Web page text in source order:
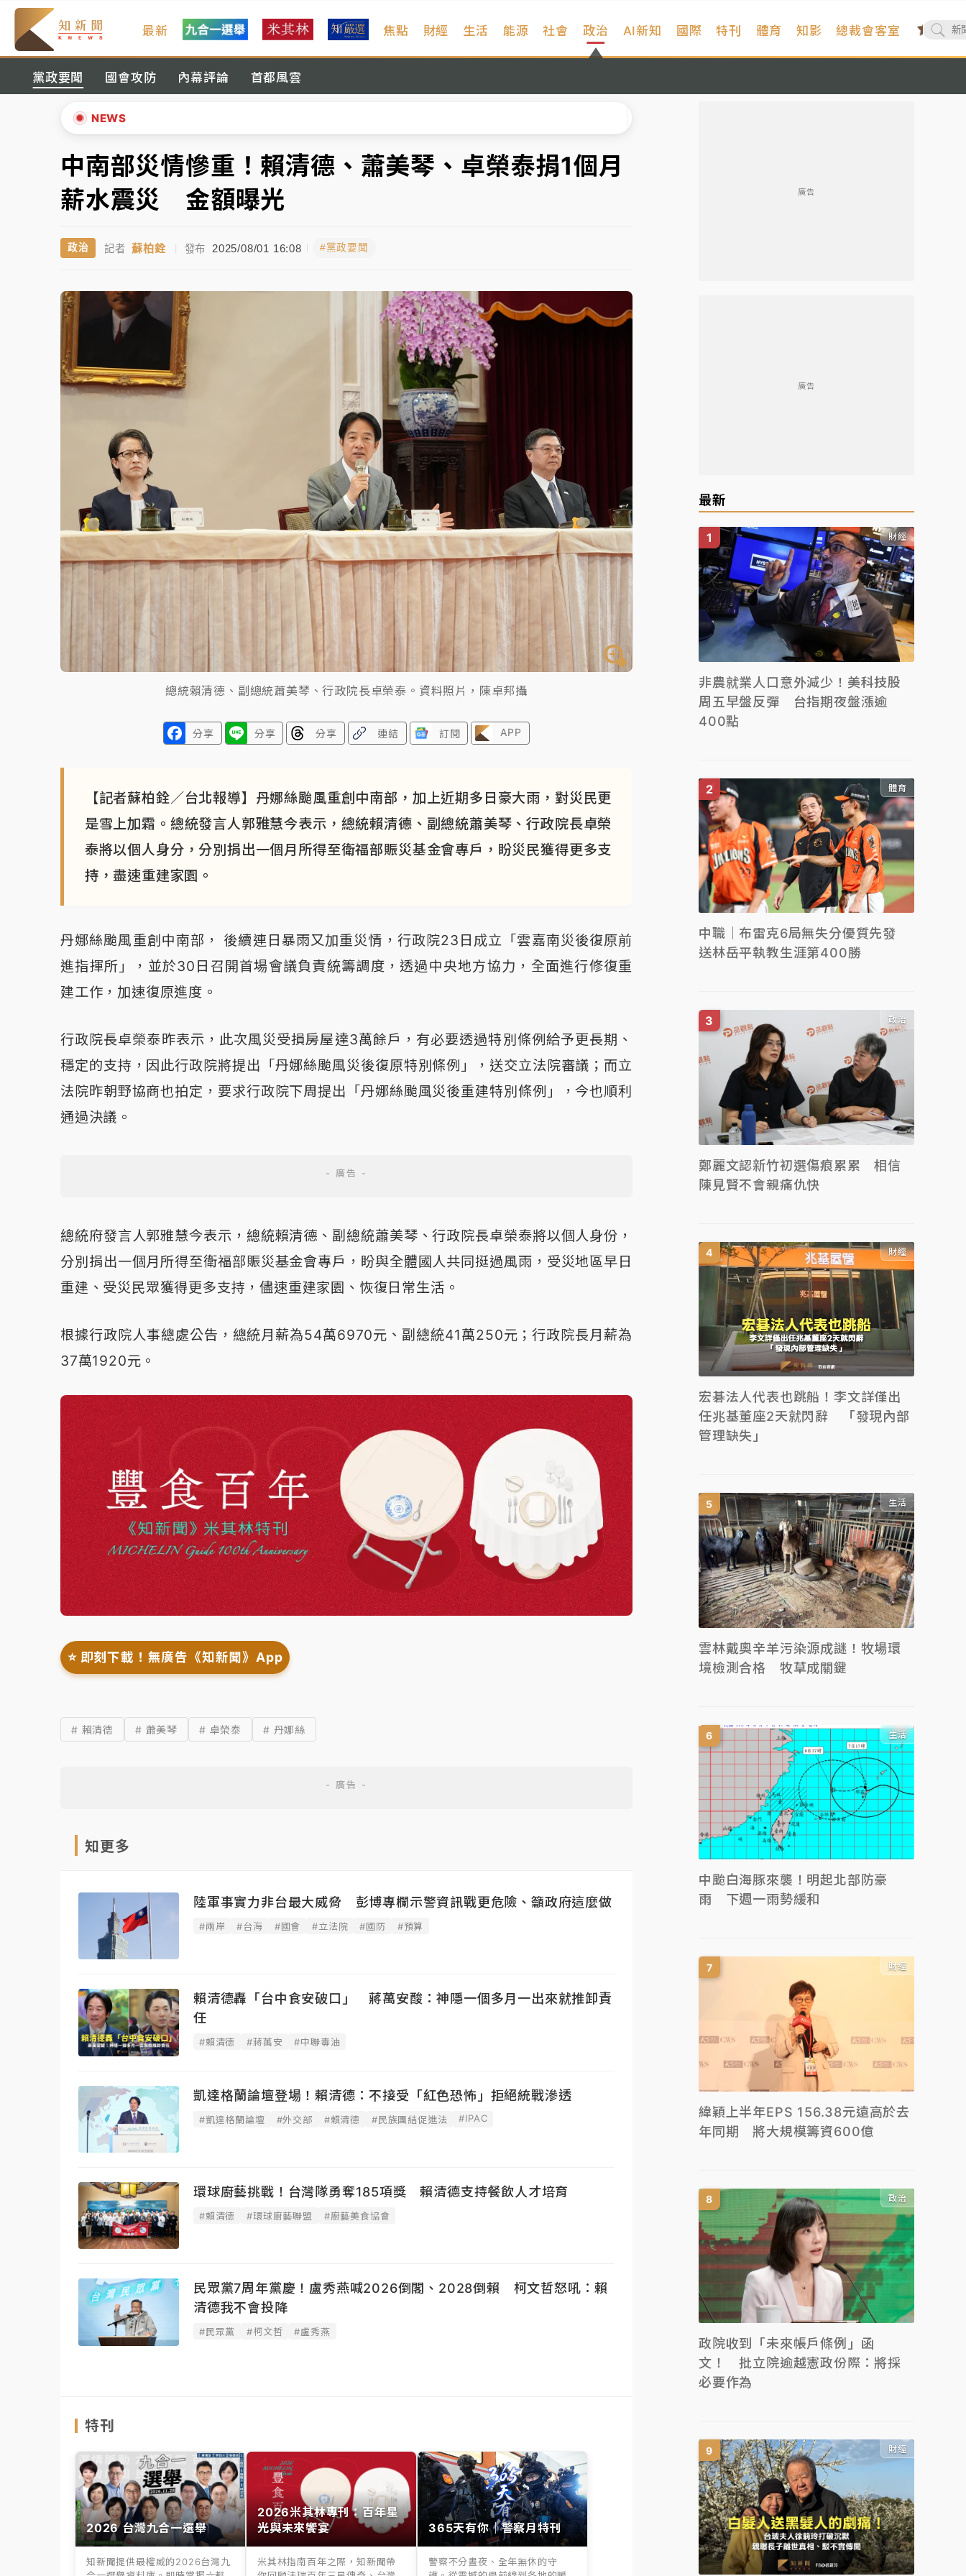
最新 焦點 財經 生活 能源 社會 政治
黨政要聞 國會攻防 內幕評論 首都風雲
AI新知 國際 特刊 體育 知影 總裁會客室
NEWS
暑假過三周才推「E宿新北打卡趣」！抽獎程序複雜 觀旅局回應了
中信慈善基金會想增加董事人數！辜仲諒向法院聲請遭駁 理由曝光
故宮《龍藏經》特展第2檔！今線上預約開賣一度塞車 周六起展出延長至晚上7時
台東農業處長涉圖利渡假村！東檢抗告成功 今重開羈押庭
女律師陳昱瑄詐慈濟10億！黃金158kg遭查扣畫面曝光
中信慈善基金會想增加董事人數！辜仲諒向法院聲請遭駁 理由曝光
故宮《龍藏經》特展第2檔！今線上預約開賣一度塞車 周六起展出延長至晚上7時
台東農業處長涉圖利渡假村！東檢抗告成功 今重開羈押庭
父親節泡湯了！中颱白海豚雨彈轟3天 「紅到發紫」降雨熱區曝
▼
中南部災情慘重！賴清德、蕭美琴、卓榮泰捐1個月
薪水震災 金額曝光
政治 記者 蘇柏銓 | 發布 2025/08/01 16:08 #黨政要聞
總統賴清德、副總統蕭美琴、行政院長卓榮泰。資料照片，陳卓邦攝
分享 分享 分享 連結 訂閱 APP
【記者蘇柏銓／台北報導】丹娜絲颱風重創中南部，加上近期多日豪大雨，對災民更
是雪上加霜。總統發言人郭雅慧今表示，總統賴清德、副總統蕭美琴、行政院長卓榮
泰將以個人身分，分別捐出一個月所得至衛福部賑災基金會專戶，盼災民獲得更多支
持，盡速重建家園。
丹娜絲颱風重創中南部， 後續連日暴雨又加重災情，行政院23日成立「雲嘉南災後復原前
進指揮所」，並於30日召開首場會議負責統籌調度，透過中央地方協力，全面進行修復重
建工作，加速復原進度。
行政院長卓榮泰昨表示，此次風災受損房屋達3萬餘戶，有必要透過特別條例給予更長期、
穩定的支持，因此行政院將提出「丹娜絲颱風災後復原特別條例」，送交立法院審議；而立
法院昨朝野協商也拍定，要求行政院下周提出「丹娜絲颱風災後重建特別條例」，今也順利
通過決議。
總統府發言人郭雅慧今表示，總統賴清德、副總統蕭美琴、行政院長卓榮泰將以個人身份，
分別捐出一個月所得至衛福部賑災基金會專戶，盼與全體國人共同挺過風雨，受災地區早日
重建、受災民眾獲得更多支持，儘速重建家園、恢復日常生活。
根據行政院人事總處公告，總統月薪為54萬6970元、副總統41萬250元；行政院長月薪為
37萬1920元。
⭐️ 即刻下載！無廣告《知新聞》App
# 賴清德 # 蕭美琴 # 卓榮泰 # 丹娜絲
知更多
陸軍事實力非台最大威脅 彭博專欄示警資訊戰更危險、籲政府這麼做
#兩岸 #台海 #國會 #立法院 #國防 #預算
賴清德轟「台中食安破口」 蔣萬安酸：神隱一個多月一出來就推卸責
任
#賴清德 #蔣萬安 #中聯毒油
凱達格蘭論壇登場！賴清德：不接受「紅色恐怖」拒絕統戰滲透
#凱達格蘭論壇 #外交部 #賴清德 #民族團結促進法 #IPAC
環球廚藝挑戰！台灣隊勇奪185項獎 賴清德支持餐飲人才培育
#賴清德 #環球廚藝聯盟 #廚藝美食協會
民眾黨7周年黨慶！盧秀燕喊2026倒閣、2028倒賴 柯文哲怒吼：賴
清德我不會投降
#民眾黨 #柯文哲 #盧秀燕
特刊
2026 台灣九合一選舉
知新聞提供最權威的2026台灣九
2026米其林專刊：百年星
光與未來饗宴
米其林指南百年之際，知新聞帶
365天有你｜警察月特刊
警察不分晝夜、全年無休的守
廣告
廣告
最新
財經
非農就業人口意外減少！美科技股
周五早盤反彈 台指期夜盤漲逾
400點
體育
中職｜布雷克6局無失分優質先發
送林岳平執教生涯第400勝
政治
鄭麗文認新竹初選傷痕累累 相信
陳見賢不會親痛仇快
財經
宏碁法人代表也跳船！李文詳僅出
任兆基董座2天就閃辭 「發現內部
管理缺失」
生活
雲林戴奧辛羊污染源成謎！牧場環
境檢測合格 牧草成關鍵
生活
中颱白海豚來襲！明起北部防豪
雨 下週一雨勢緩和
財經
緯穎上半年EPS 156.38元遠高於去
年同期 將大規模籌資600億
政治
政院收到「未來帳戶條例」函
文！ 批立院逾越憲政份際：將採
必要作為
財經